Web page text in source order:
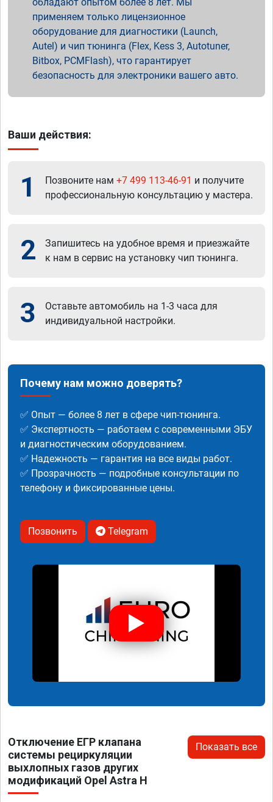
применяем только лицензионное
оборудование для диагностики (Launch,
Autel) и чип тюнинга (Flex, Kess 3, Autotuner,
Bitbox, PCMFlash), что гарантирует
безопасность для электроники вашего авто.
Ваши действия:
1 Позвоните нам +7 499 113-46-91 и получите
профессиональную консультацию у мастера.
2
Запишитесь на удобное время и приезжайте
к нам в сервис на установку чип тюнинга.
3
Оставьте автомобиль на 1-3 часа для
индивидуальной настройки.
Почему нам можно доверять?
✅ Опыт — более 8 лет в сфере чип-тюнинга.
✅ Экспертность — работаем с современными ЭБУ
и диагностическим оборудованием.
✅ Надежность — гарантия на все виды работ.
✅ Прозрачность — подробные консультации по
телефону и фиксированные цены.
Позвонить Telegram
Отключение ЕГР клапана
системы рециркуляции
выхлопных газов других
модификаций Opel Astra H
Показать все